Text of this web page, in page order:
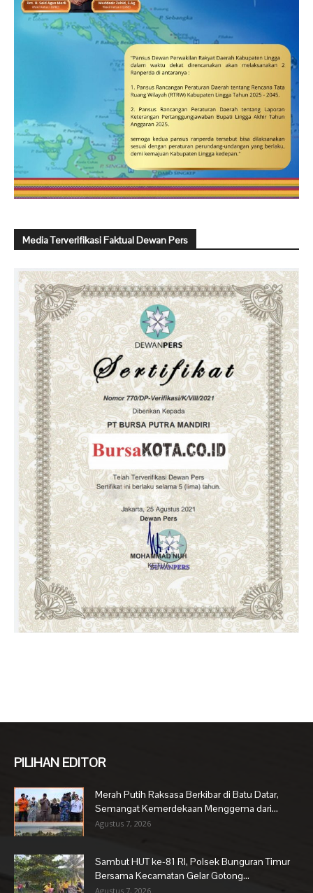
Media Terverifikasi Faktual Dewan Pers
PILIHAN EDITOR
Merah Putih Raksasa Berkibar di Batu Datar,
Semangat Kemerdekaan Menggema dari...
Agustus 7, 2026
Sambut HUT ke-81 RI, Polsek Bunguran Timur
Bersama Kecamatan Gelar Gotong...
Agustus 7, 2026